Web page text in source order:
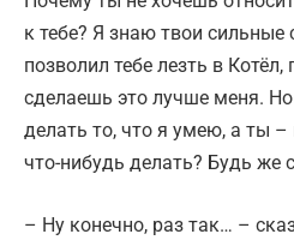
к тебе? Я знаю твои
позволил тебе лезть в
сделаешь это лучше меня.
делать то, что я умею, а ты –
что-нибудь делать? Будь же
– Ну конечно, раз так… –